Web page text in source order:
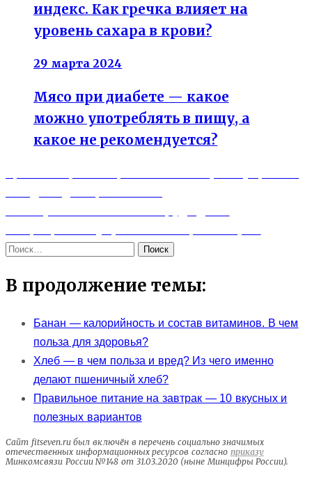
индекс. Как гречка влияет на
уровень сахара в крови?
29 марта 2024
Мясо при диабете — какое
можно употреблять в пищу, а
какое не рекомендуется?
Навигация
по
записям
Найти:
В продолжение темы:
Банан — калорийность и состав витаминов. В чем
польза для здоровья?
Хлеб — в чем польза и вред? Из чего именно
делают пшеничный хлеб?
Правильное питание на завтрак — 10 вкусных и
полезных вариантов
Сайт fitseven.ru был включён в перечень социально значимых
отечественных информационных ресурсов согласно приказу
Минкомсвязи России №148 от 31.03.2020 (ныне Минцифры России).